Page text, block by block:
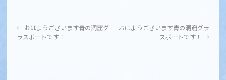
← おはようございます青の洞窟グ
ラスボートです！
おはようございます青の洞窟グラ
スボートです！ →